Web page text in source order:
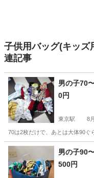
子供用バッグ(キッズ
連記事
男の子70
0円
東京駅 8
70は2枚だけで、あとは大体90ぐ
宮城 富谷市 東京駅
男の子90
500円